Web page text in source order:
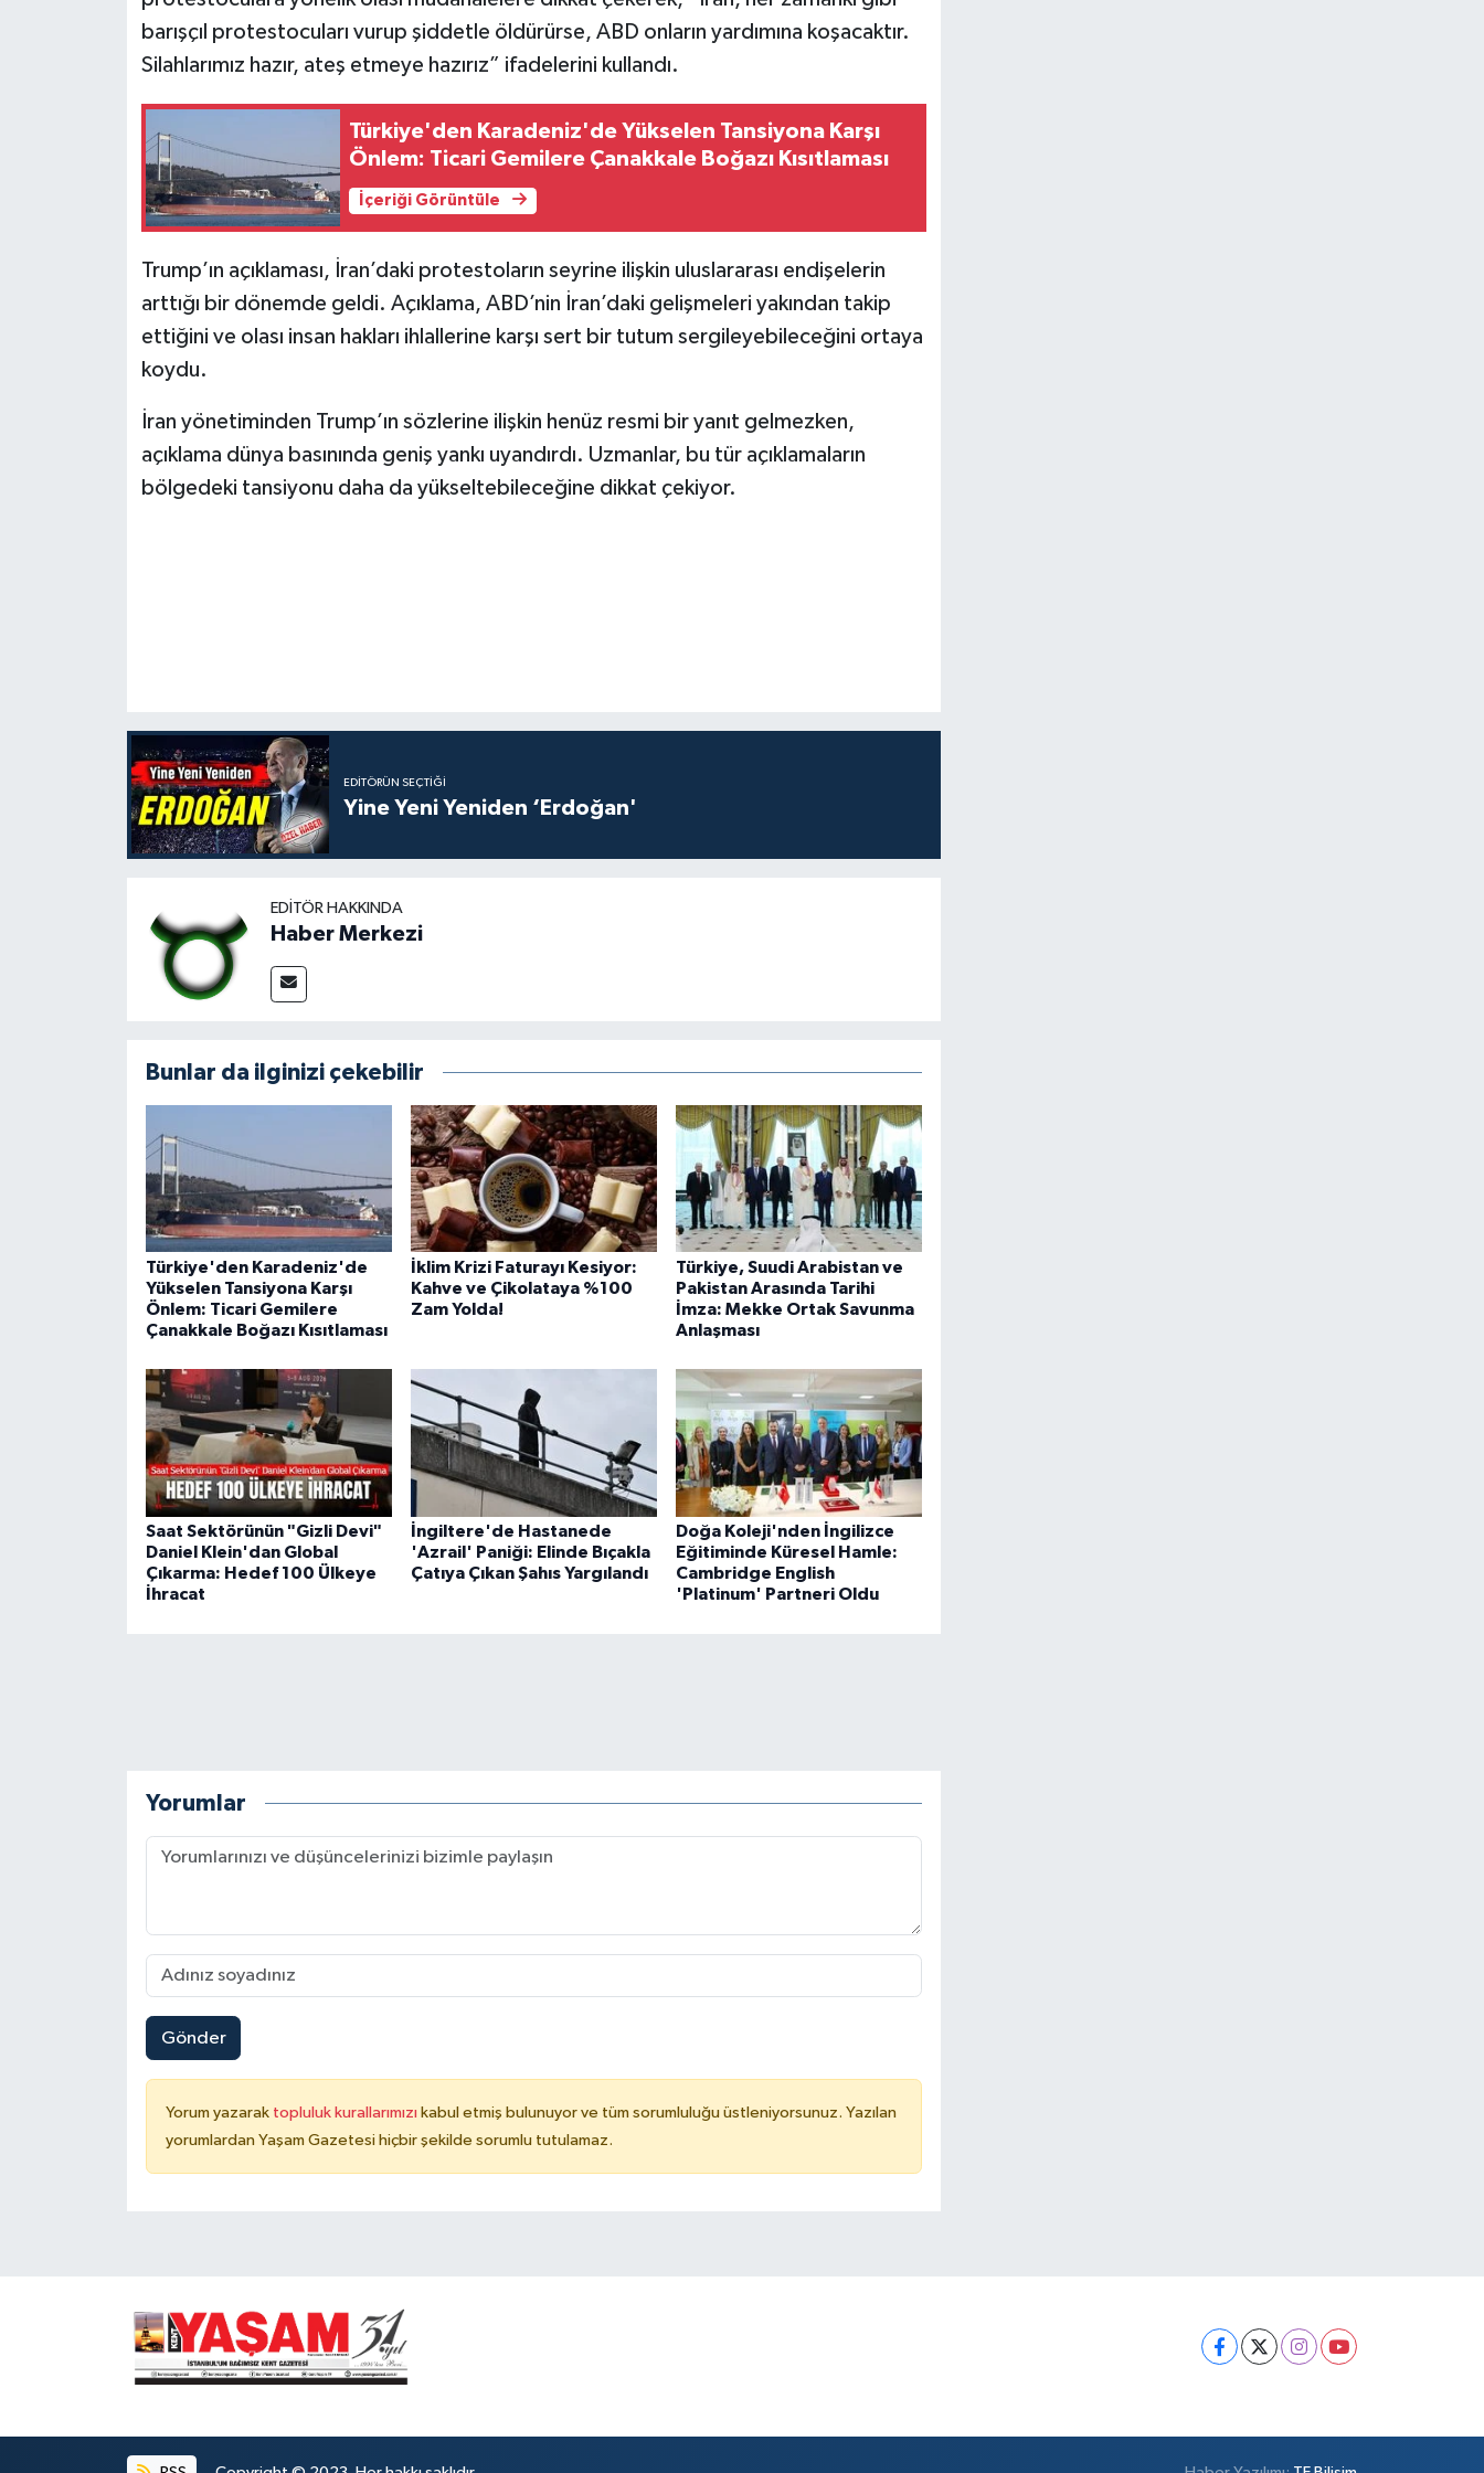
barışçıl protestocuları vurup şiddetle öldürürse, ABD onların yardımına koşacaktır.
Silahlarımız hazır, ateş etmeye hazırız” ifadelerini kullandı.
Türkiye'den Karadeniz'de Yükselen Tansiyona Karşı
Önlem: Ticari Gemilere Çanakkale Boğazı Kısıtlaması
İçeriği Görüntüle
Trump’ın açıklaması, İran’daki protestoların seyrine ilişkin uluslararası endişelerin
arttığı bir dönemde geldi. Açıklama, ABD’nin İran’daki gelişmeleri yakından takip
ettiğini ve olası insan hakları ihlallerine karşı sert bir tutum sergileyebileceğini ortaya
koydu.
İran yönetiminden Trump’ın sözlerine ilişkin henüz resmi bir yanıt gelmezken,
açıklama dünya basınında geniş yankı uyandırdı. Uzmanlar, bu tür açıklamaların
bölgedeki tansiyonu daha da yükseltebileceğine dikkat çekiyor.
EDITÖRÜN SEÇTIĞI
Yine Yeni Yeniden ‘Erdoğan'
EDITÖR HAKKINDA
Haber Merkezi
Bunlar da ilginizi çekebilir
Türkiye'den Karadeniz'de
Yükselen Tansiyona Karşı
Önlem: Ticari Gemilere
Çanakkale Boğazı Kısıtlaması
İklim Krizi Faturayı Kesiyor:
Kahve ve Çikolataya %100
Zam Yolda!
Türkiye, Suudi Arabistan ve
Pakistan Arasında Tarihi
İmza: Mekke Ortak Savunma
Anlaşması
Saat Sektörünün "Gizli Devi"
Daniel Klein'dan Global
Çıkarma: Hedef 100 Ülkeye
İhracat
İngiltere'de Hastanede
'Azrail' Paniği: Elinde Bıçakla
Çatıya Çıkan Şahıs Yargılandı
Doğa Koleji'nden İngilizce
Eğitiminde Küresel Hamle:
Cambridge English
'Platinum' Partneri Oldu
Yorumlar
Gönder
Yorum yazarak topluluk kurallarımızı kabul etmiş bulunuyor ve tüm sorumluluğu üstleniyorsunuz. Yazılan
yorumlardan Yaşam Gazetesi hiçbir şekilde sorumlu tutulamaz.